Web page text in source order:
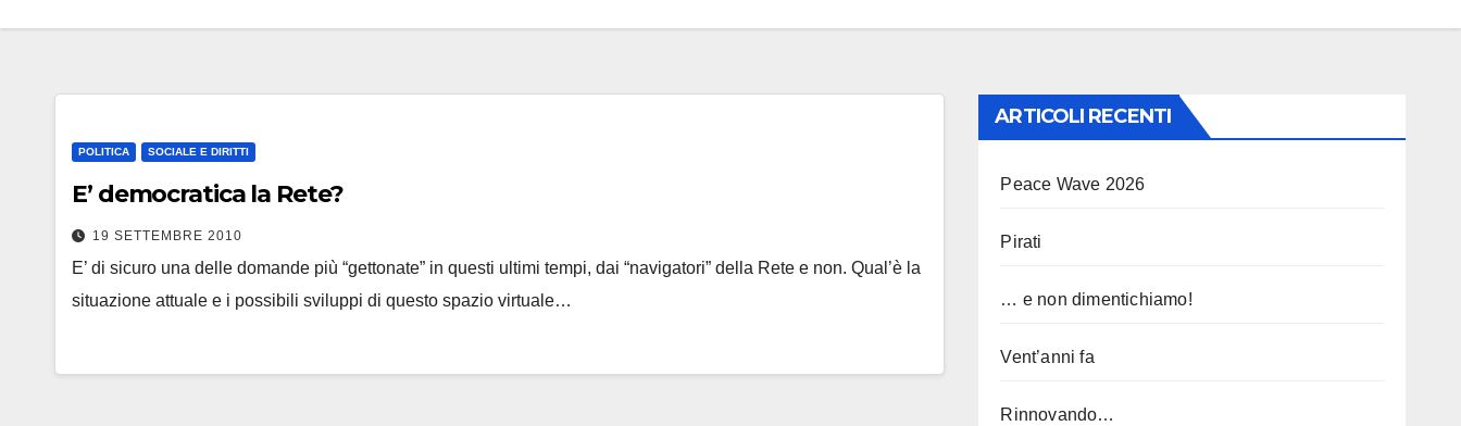
POLITICA SOCIALE E DIRITTI
E’ democratica la Rete?
19 SETTEMBRE 2010
E’ di sicuro una delle domande più “gettonate” in questi ultimi tempi, dai “navigatori” della Rete e non. Qual’è la
situazione attuale e i possibili sviluppi di questo spazio virtuale…
ARTICOLI RECENTI
Peace Wave 2026
Pirati
… e non dimentichiamo!
Vent’anni fa
Rinnovando…